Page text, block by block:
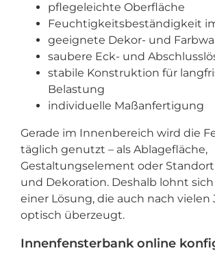
pflegeleichte Oberfläche
Feuchtigkeitsbeständigkeit
geeignete Dekor- und
saubere Eck- und
stabile Konstruktion für
Belastung
individuelle Maßanfertigung
Gerade im Innenbereich wird die
täglich genutzt – als Ablagefläche,
Gestaltungselement oder
und Dekoration. Deshalb lohnt sich
einer Lösung, die auch nach vielen
optisch überzeugt.
Innenfensterbank online